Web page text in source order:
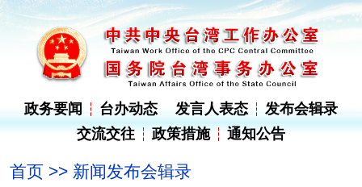
政务要闻 台办动态 发言人表态
发布会辑录
交流交往
政策措施 通知公告
首页>> 新闻发布会辑录